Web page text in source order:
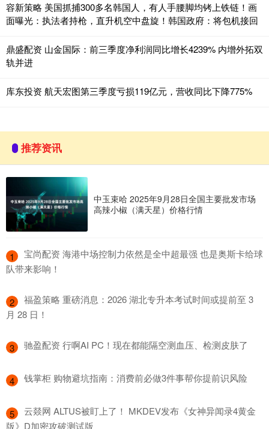
容新策略 美国抓捕300多名韩国人，有人手腰脚均铐上铁链！画
面曝光：执法者持枪，直升机空中盘旋！韩国政府：将包机接回
鼎盛配资 山金国际：前三季度净利润同比增长4239% 内增外拓双
轨并进
库东投资 航天宏图第三季度亏损119亿元，营收同比下降775%
推荐资讯
中玉束哈 2025年9月28日全国主要批发市场
高辣小椒（满天星）价格行情
1
​宝尚配资 海港中场控制力依然是全中超最强 也是奥斯卡给球
队带来影响！
2
​福盈策略 重磅消息：2026 湖北专升本考试时间或提前至 3
月 28 日！
3 ​驰盈配资 行啊AI PC！现在都能隔空测血压、检测皮肤了
4 ​钱掌柜 购物避坑指南：消费前必做3件事帮你提前识风险
5
​云燚网 ALTUS被盯上了！ MKDEV发布《女神异闻录4黄金
版》D加密攻破测试版